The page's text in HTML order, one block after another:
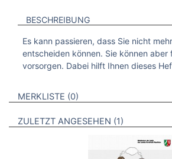
BESCHREIBUNG
Es kann passieren, dass Sie nicht
entscheiden können. Sie können aber
vorsorgen. Dabei hilft Ihnen dieses
VERWEISE AUF VERMERKTE- ODER
MERKLISTE 0 BROSCHÜREN
ZULETZT ANGESEHEN 1